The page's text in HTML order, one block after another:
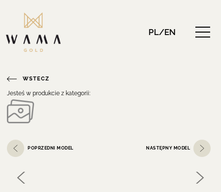
PL/EN
WSTECZ
Jesteś w produkcie z kategorii:
POPRZEDNI MODEL NASTĘPNY MODEL